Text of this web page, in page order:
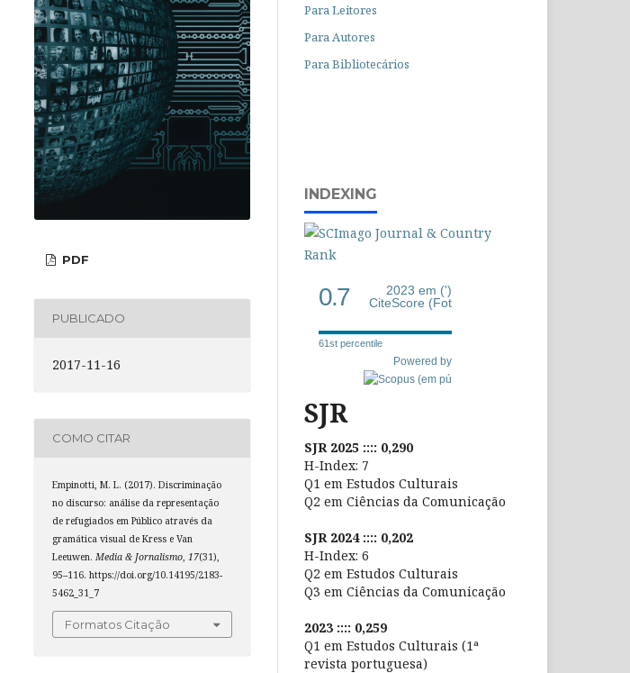
PDF
PUBLICADO
2017-11-16
COMO CITAR
Empinotti, M. L. (2017). Discriminação
no discurso: análise da representação
de refugiados em Público através da
gramática visual de Kress e Van
Leeuwen. Media & Jornalismo 17(31),
95–116. https://doi.org/10.14195/2183-
5462_31_7
Formatos Citação
Para Leitores
Para Autores
Para Bibliotecários
INDEXING
0.7
2023 em (')
CiteScore (Fot
61st percentile
Powered by
SJR
SJR 2025 :::: 0,290
H-Index: 7
Q1 em Estudos Culturais
Q2 em Ciências da Comunicação
SJR 2024 :::: 0,202
H-Index: 6
Q2 em Estudos Culturais
Q3 em Ciências da Comunicação
2023 :::: 0,259
Q1 em Estudos Culturais (1ª
revista portuguesa)